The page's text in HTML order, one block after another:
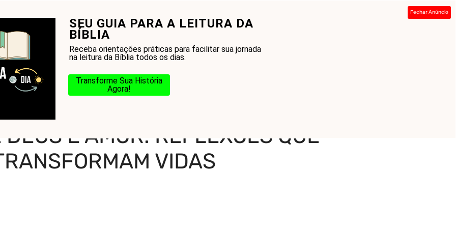
SEU GUIA PARA A LEITURA DA
BÍBLIA
Receba orientações práticas para facilitar sua jornada
na leitura da Bíblia todos os dias.
Transforme Sua História
Agora!
Fechar Anúncio
a Bíblia? Glossário Blog Na Jornada
E AMOR: REFLEXÕES QUE
VIDAS